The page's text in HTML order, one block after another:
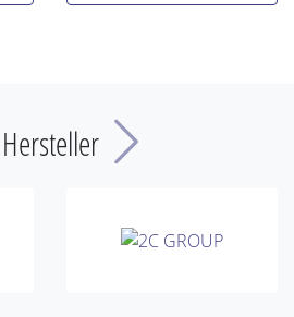
Previous
Hersteller